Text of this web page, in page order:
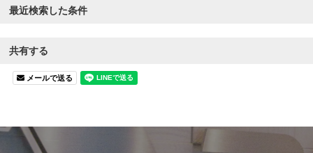
最近検索した条件
共有する
メールで送る